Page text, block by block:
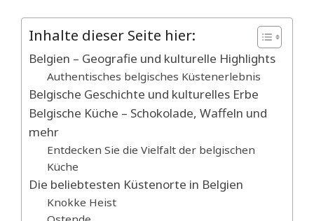
Inhalte dieser Seite hier:
Belgien – Geografie und kulturelle Highlights
Authentisches belgisches Küstenerlebnis
Belgische Geschichte und kulturelles Erbe
Belgische Küche – Schokolade, Waffeln und
mehr
Entdecken Sie die Vielfalt der belgischen
Küche
Die beliebtesten Küstenorte in Belgien
Knokke Heist